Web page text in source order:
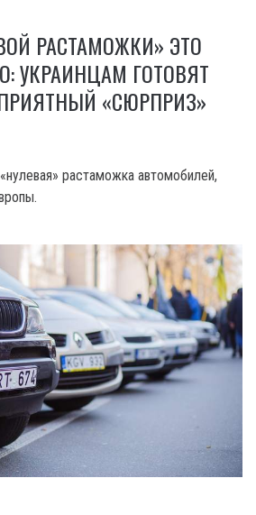
РАСТАМОЖКИ» ЭТО
УКРАИНЦАМ ГОТОВЯТ
«СЮРПРИЗ»
растаможка автомобилей,